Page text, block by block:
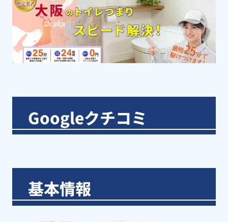
Googleクチコミ
基本情報